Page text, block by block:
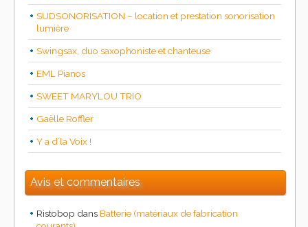
SUDSONORISATION – location et prestation sonorisation
lumière
Swingsax, duo saxophoniste et chanteuse
EML Pianos
SWEET MARYLOU TRIO
Gaëlle Roffler
Y a d’la Voix !
Avis et commentaires
Ristobop dans Batterie (matériaux de fabrication